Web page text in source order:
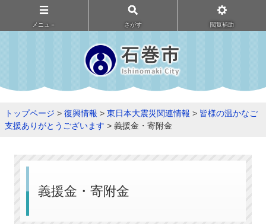
メニュ－ さがす 閲覧補助
トップページ > 復興情報 > 東日本大震災関連情報 > 皆様の温かなご
支援ありがとうございます > 義援金・寄附金
義援金・寄附金